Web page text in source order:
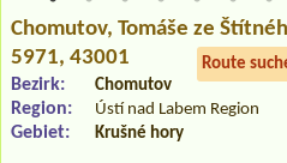
Chomutov, Tomáše ze
5971, 43001
Route
Bezirk: Chomutov
Region: Ústí nad Labem Region
Gebiet: Krušné hory